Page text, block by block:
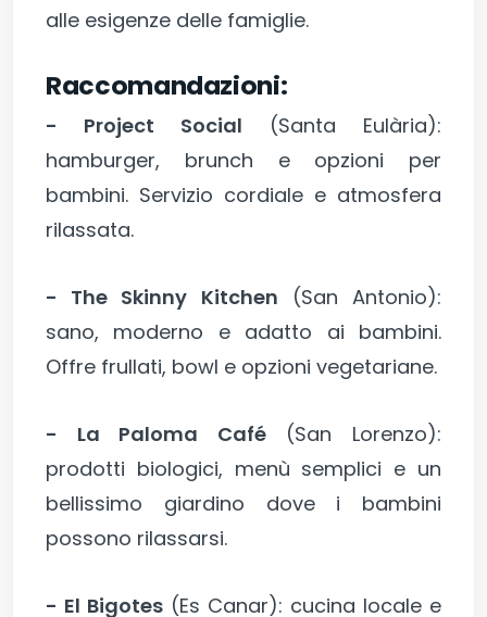
alle esigenze delle famiglie.
Raccomandazioni:
- Project Social (Santa Eulària):
hamburger, brunch e opzioni per
bambini. Servizio cordiale e atmosfera
rilassata.
- The Skinny Kitchen (San Antonio):
sano, moderno e adatto ai bambini.
Offre frullati, bowl e opzioni vegetariane.
- La Paloma Café(San Lorenzo):
prodotti biologici, menù semplici e un
bellissimo giardino dove i bambini
possono rilassarsi.
- El Bigotes (Es Canar): cucina locale e